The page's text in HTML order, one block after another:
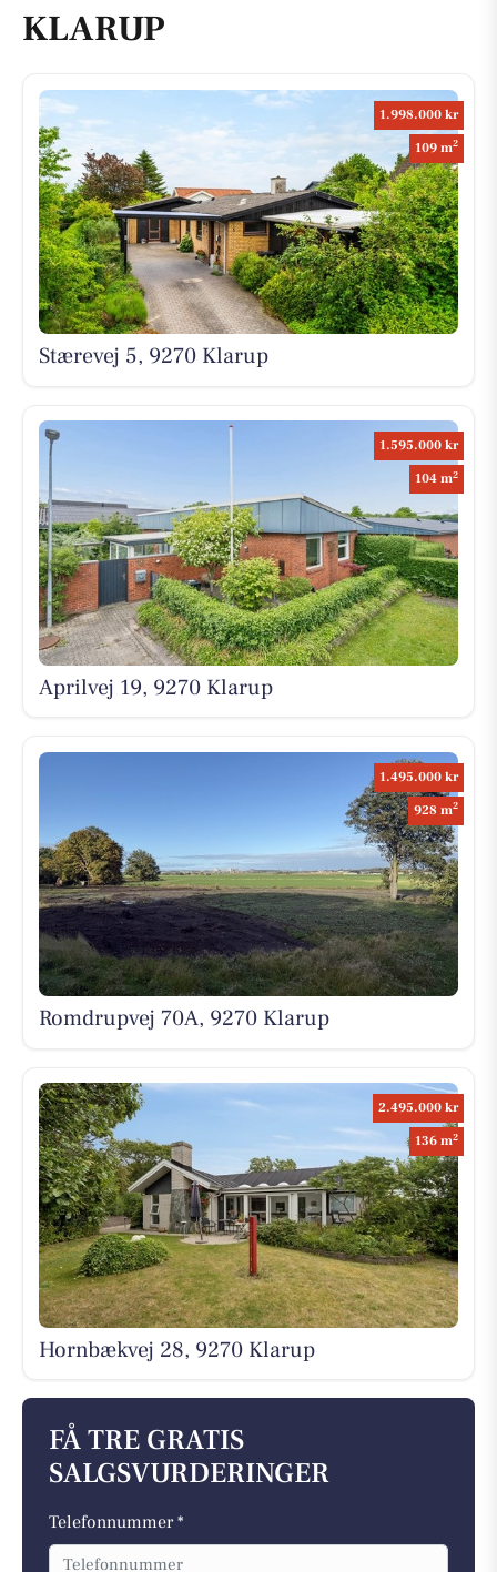
KLARUP
1.998.000 kr
109 m2
Stærevej 5, 9270 Klarup
1.595.000 kr
104 m2
Aprilvej 19, 9270 Klarup
1.495.000 kr
928 m2
Romdrupvej 70A, 9270 Klarup
2.495.000 kr
136 m2
Hornbækvej 28, 9270 Klarup
FÅ TRE GRATIS
SALGSVURDERINGER
Telefonnummer *